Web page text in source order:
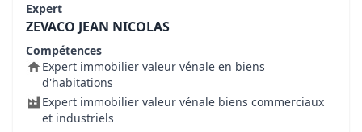
Expert
ZEVACO JEAN NICOLAS
Compétences
Expert immobilier valeur vénale en biens
d'habitations
Expert immobilier valeur vénale biens commerciaux
et industriels